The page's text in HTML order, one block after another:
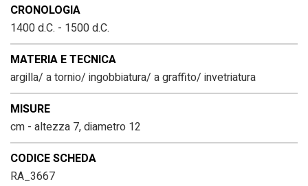
CRONOLOGIA
1400 d.C. - 1500 d.C.
MATERIA E TECNICA
argilla/ a tornio/ ingobbiatura/ a graffito/ invetriatura
MISURE
cm - altezza 7, diametro 12
CODICE SCHEDA
RA_3667